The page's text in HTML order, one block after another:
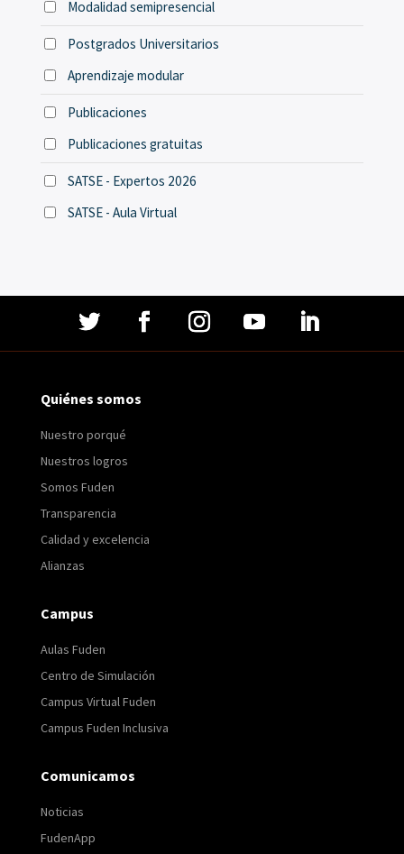
Modalidad semipresencial
Postgrados Universitarios
Aprendizaje modular
Publicaciones
Publicaciones gratuitas
SATSE - Expertos 2026
SATSE - Aula Virtual
Quiénes somos
Nuestro porqué
Nuestros logros
Somos Fuden
Transparencia
Calidad y excelencia
Alianzas
Campus
Aulas Fuden
Centro de Simulación
Campus Virtual Fuden
Campus Fuden Inclusiva
Comunicamos
Noticias
FudenApp